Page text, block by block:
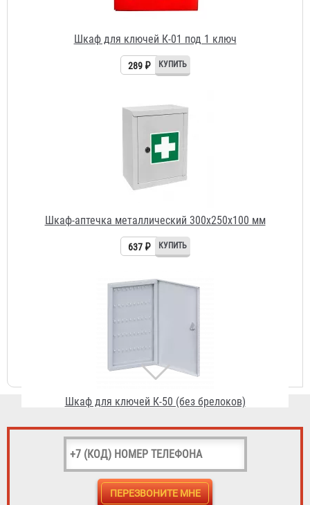
Шкаф-аптечка металлический 300х250х100 мм
637 ₽
Шкаф для ключей К-50 (без брелоков)
836 ₽